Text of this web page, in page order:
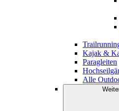
Kajak &
Paragleiten
Alle